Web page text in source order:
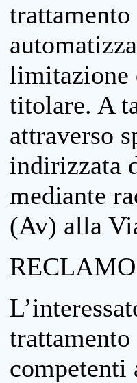
limitazione
titolare. A
attraverso
indirizzata
mediante
(Av) alla
competenti